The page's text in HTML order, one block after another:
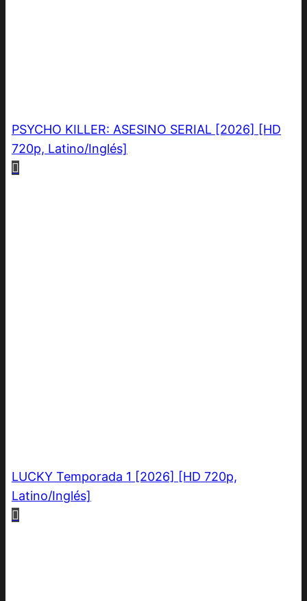
PSYCHO KILLER: ASESINO SERIAL [2026] [HD
720p, Latino/Inglés]
LUCKY Temporada 1 [2026] [HD 720p,
Latino/Inglés]